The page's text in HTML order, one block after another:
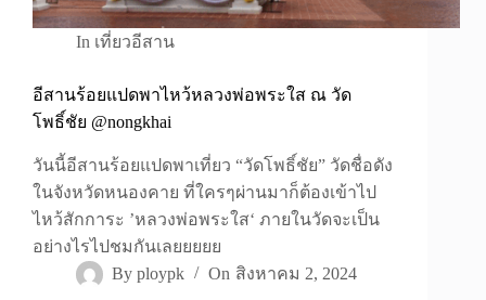
In เที่ยวอีสาน
อีสานร้อยแปดพาไหว้หลวงพ่อพระใส ณ วัด
โพธิ์ชัย @nongkhai
วันนี้อีสานร้อยแปดพาเที่ยว “วัดโพธิ์ชัย” วัดชื่อดัง
ในจังหวัดหนองคาย ที่ใครๆผ่านมาก็ต้องเข้าไป
ไหว้สักการะ ’หลวงพ่อพระใส‘ ภายในวัดจะเป็น
อย่างไรไปชมกันเลยยยยย
By ploypk On สิงหาคม 2, 2024